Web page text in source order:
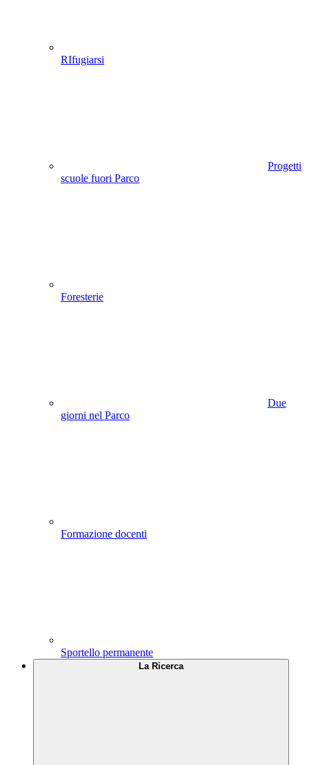
RIfugiarsi
Progetti
scuole fuori Parco
Foresterie
Due
giorni nel Parco
Formazione docenti
Sportello permanente
La Ricerca